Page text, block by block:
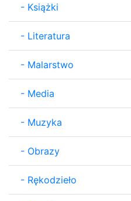
- Książki
- Literatura
- Malarstwo
- Media
- Muzyka
- Obrazy
- Rękodzieło